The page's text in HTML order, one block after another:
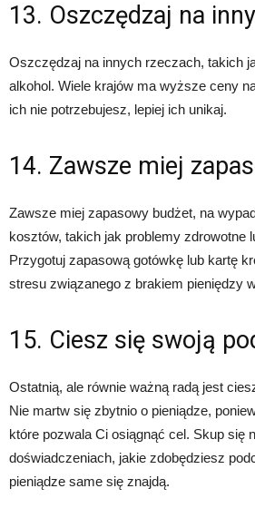
13. Oszczędzaj na
Oszczędzaj na innych rzeczach, takich
alkohol. Wiele krajów ma wyższe ceny
ich nie potrzebujesz, lepiej ich unikaj.
14. Zawsze miej
Zawsze miej zapasowy budżet, na
kosztów, takich jak problemy zdrowotne
Przygotuj zapasową gotówkę lub kartę
stresu związanego z brakiem pieniędzy
15. Ciesz się swoją
Ostatnią, ale równie ważną radą jest
Nie martw się zbytnio o pieniądze,
które pozwala Ci osiągnąć cel. Skup się
doświadczeniach, jakie zdobędziesz
pieniądze same się znajdą.